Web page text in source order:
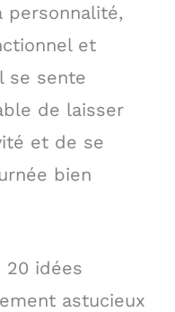
personnalité,
et
se sente
de laisser
et de se
bien
20 idées
astucieux